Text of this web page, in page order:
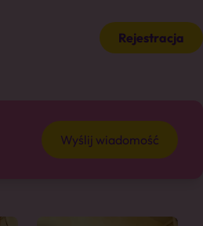
Rejestracja
Wyślij wiadomość